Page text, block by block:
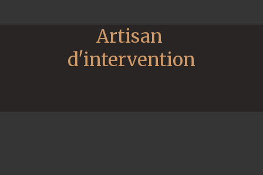
Artisan
d'intervention